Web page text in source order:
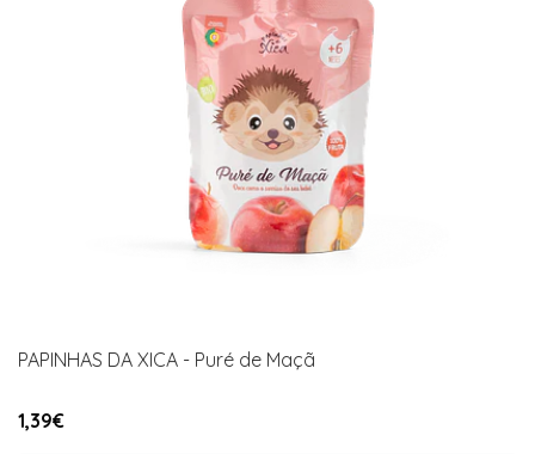
PAPINHAS DA XICA - Puré de Maçã
1,39€